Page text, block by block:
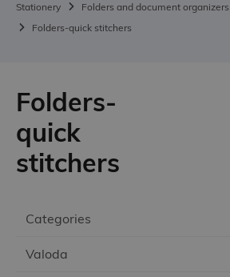
Stationery
Folders and document organizers
Folders-quick stitchers
Categories
Valoda
Folders-
quick
stitchers